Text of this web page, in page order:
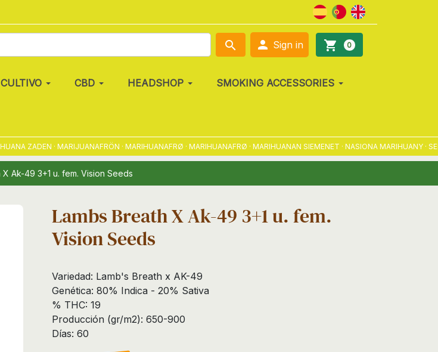
search  Sign in shopping_cart 0
CULTIVO CBD HEADSHOP SMOKING ACCESSORIES
· MARIJUANAFRÖN · MARIHUANAFRØ · MARIHUANAFRØ · MARIHUANAN SIEMENET · NASIONA MARIHUANY ·
X Ak-49 3+1 u. fem. Vision Seeds
Lambs Breath X Ak-49 3+1 u. fem.
Vision Seeds
Variedad: Lamb's Breath x AK-49
Genética: 80% Indica - 20% Sativa
% THC: 19
Producción (gr/m2): 650-900
Días: 60